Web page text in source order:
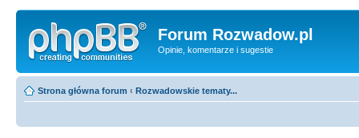
Forum Rozwadow.pl
Opinie, komentarze i sugestie
Strona główna forum ‹ Rozwadowskie tematy...